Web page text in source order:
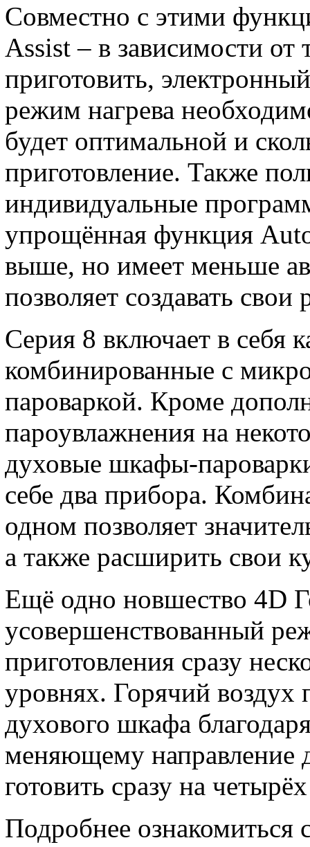
Совместно с этими
Assist – в зависимости от
приготовить,
режим нагрева
будет оптимальной и
приготовление. Также
индивидуальные
упрощённая функция
выше, но имеет меньше
позволяет создавать свои
Серия 8 включает в себя
комбинированные с
пароваркой. Кроме
пароувлажнения на
духовые шкафы-
себе два прибора.
одном позволяет
а также расширить свои
Ещё одно новшество 4D
усовершенствованный
приготовления сразу
уровнях. Горячий воздух
духового шкафа
меняющему направление
готовить сразу на
Подробнее